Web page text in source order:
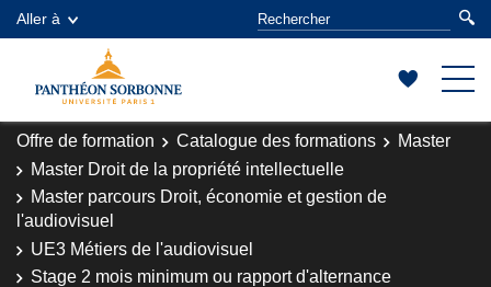
Aller à
Offre de formation Catalogue des formations
Master
Master Droit de la propriété intellectuelle
Master parcours Droit, économie et gestion de
l'audiovisuel
UE3 Métiers de l'audiovisuel
Stage 2 mois minimum ou rapport d'alternance